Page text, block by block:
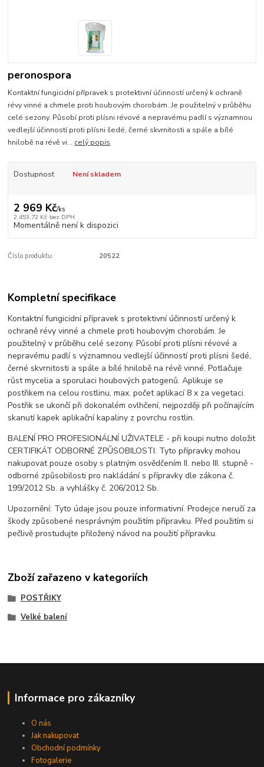
peronospora
Kontaktní fungicidní přípravek s protektivní účinností určený k ochraně
révy vinné a chmele proti houbovým chorobám. Je použitelný v průběhu
celé sezony. Působí proti plísni révové a nepravému padlí s významnou
vedlejší účinností proti plísni šedé, černé skvrnitosti a spále a bílé
hnilobě na révě vi... celý popis
Dostupnost Není skladem
2 969 Kč/ks
2 453,72 Kč bez DPH
Momentálně není k dispozici
Číslo produktu: 20522
Kompletní specifikace
Kontaktní fungicidní přípravek s protektivní účinností určený k
ochraně révy vinné a chmele proti houbovým chorobám. Je
použitelný v průběhu celé sezony. Působí proti plísni révové a
nepravému padlí s významnou vedlejší účinností proti plísni šedé,
černé skvrnitosti a spále a bílé hnilobě na révě vinné. Potlačuje
růst mycelia a sporulaci houbových patogenů. Aplikuje se
postřikem na celou rostlinu, max. počet aplikací 8 x za vegetaci.
Postřik se ukončí při dokonalém ovlhčení, nejpozději při počínajícím
skanutí kapek aplikační kapaliny z povrchu rostlin.
BALENÍ PRO PROFESIONÁLNÍ UŽIVATELE - při koupi nutno doložit
CERTIFIKÁT ODBORNÉ ZPŮSOBILOSTI. Tyto přípravky mohou
nakupovat pouze osoby s platným osvědčením II. nebo III. stupně -
odborné způsobilosti pro nakládání s přípravky dle zákona č.
199/2012 Sb. a vyhlášky č. 206/2012 Sb.
Upozornění: Tyto údaje jsou pouze informativní. Prodejce neručí za
škody způsobené nesprávným použitím přípravku. Před použitím si
pečlivě prostudujte přiložený návod na použití přípravku.
Zboží zařazeno v kategoriích
POSTŘIKY
Velké balení
Informace pro zákazníky
O nás
Jak nakupovat
Obchodní podmínky
Fotogalerie